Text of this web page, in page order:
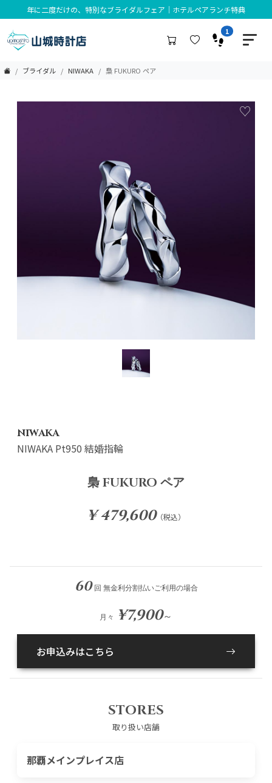
年に二度だけの、特別なブライダルフェア｜ホテルペアランチ特典
1
ブライダル NIWAKA 梟 FUKURO ペア
NIWAKA
NIWAKA Pt950 結婚指輪
梟 FUKURO ペア
¥ 479,600（税込）
60 回 無金利分割払いご利用の場合
月々 ¥7,900～
お申込みはこちら
STORES
取り扱い店舗
那覇メインプレイス店